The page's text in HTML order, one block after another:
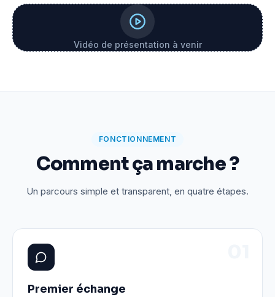
Vidéo de présentation à venir
FONCTIONNEMENT
Comment ça marche ?
Un parcours simple et transparent, en quatre étapes.
Premier échange